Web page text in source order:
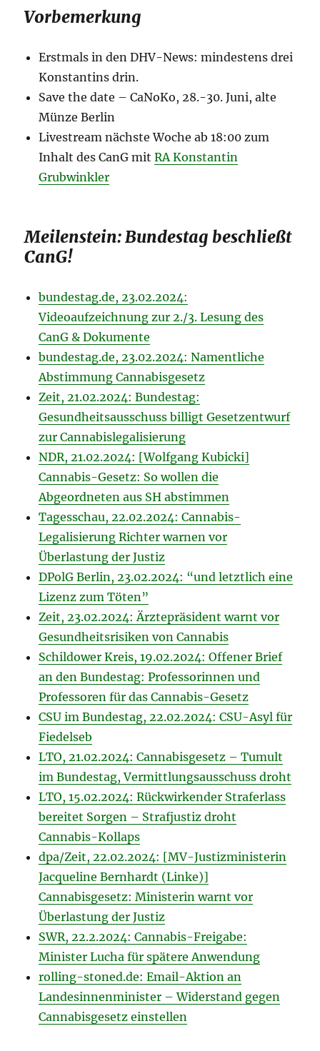
Vorbemerkung
Erstmals in den DHV-News: mindestens drei
Konstantins drin.
Save the date – CaNoKo, 28.-30. Juni, alte
Münze Berlin
Livestream nächste Woche ab 18:00 zum
Inhalt des CanG mitRA Konstantin
Grubwinkler
Meilenstein: Bundestag beschließt
CanG!
bundestag.de, 23.02.2024:
Videoaufzeichnung zur 2./3. Lesung des
CanG & Dokumente
bundestag.de, 23.02.2024: Namentliche
Abstimmung Cannabisgesetz
Zeit, 21.02.2024: Bundestag:
Gesundheitsausschuss billigt Gesetzentwurf
zur Cannabislegalisierung
NDR, 21.02.2024: [Wolfgang Kubicki]
Cannabis-Gesetz: So wollen die
Abgeordneten aus SH abstimmen
Tagesschau, 22.02.2024: Cannabis-
Legalisierung Richter warnen vor
Überlastung der Justiz
DPolG Berlin, 23.02.2024: “und letztlich eine
Lizenz zum Töten”
Zeit, 23.02.2024: Ärztepräsident warnt vor
Gesundheitsrisiken von Cannabis
Schildower Kreis, 19.02.2024: Offener Brief
an den Bundestag: Professorinnen und
Professoren für das Cannabis-Gesetz
CSU im Bundestag, 22.02.2024: CSU-Asyl für
Fiedelseb
LTO, 21.02.2024: Cannabisgesetz – Tumult
im Bun­destag, Ver­mitt­lungs­aus­schuss droht
LTO, 15.02.2024: Rückwirkender Straferlass
bereitet Sorgen – Straf­justiz droht
Cannabis-Kol­laps
dpa/Zeit, 22.02.2024: [MV-Justizministerin
Jacqueline Bernhardt (Linke)]
Cannabisgesetz: Ministerin warnt vor
Überlastung der Justiz
SWR, 22.2.2024: Cannabis-Freigabe:
Minister Lucha für spätere Anwendung
rolling-stoned.de: Email-Aktion an
Landesinnenminister – Widerstand gegen
Cannabisgesetz einstellen